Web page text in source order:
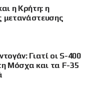
η Κρήτη: η
μετανάστευσης
Γιατί οι S-400
Μόσχα και τα F-35